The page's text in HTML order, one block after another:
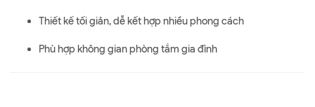
Thiết kế tối giản, dễ kết hợp nhiều phong cách
Phù hợp không gian phòng tắm gia đình